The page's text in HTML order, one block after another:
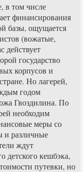
в том числе
финансирования
базы, ощущается
(вожатые,
действует
государство
корпусов и
Но лагерей,
годом
Гвоздилина. По
необходим
меры со
и различные
ждут
детского кешбэка,
путевки, но